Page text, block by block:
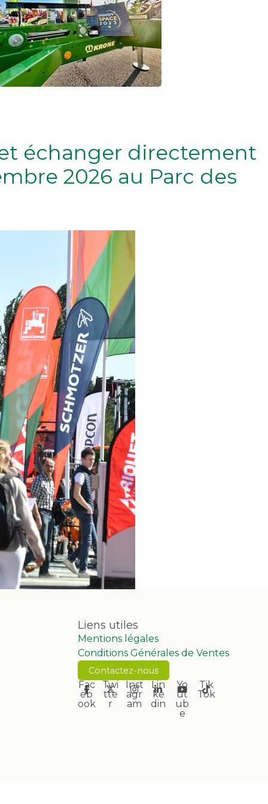
échanger directement
2026 au Parc des
Liens utiles
Mentions légales
Conditions Générales de Ventes
Contactez-nous
Fac
eb
ook
Twi
tte
r
Inst
agr
am
Lin
ke
din
Yo
ut
ub
e
Tik
Tok